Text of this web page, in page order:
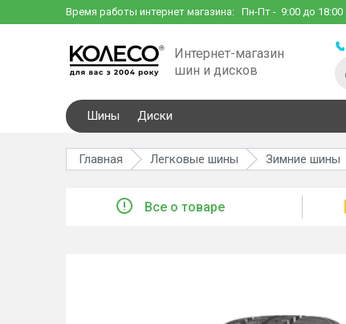
Время работы интернет магазина: Пн-Пт - 9:00 до 18:00
Интернет-магазин
шин и дисков
Шины Диски
Главная Легковые шины Зимние шины
Все о товаре